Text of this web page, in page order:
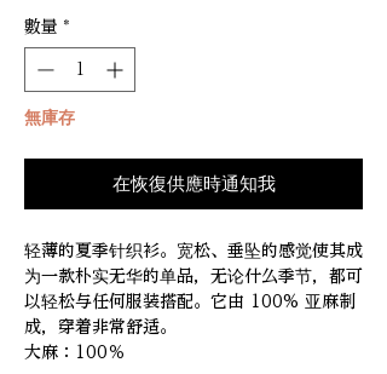
數量 *
無庫存
在恢復供應時通知我
轻薄的夏季针织衫。宽松、垂坠的感觉使其成
为一款朴实无华的单品，无论什么季节，都可
以轻松与任何服装搭配。它由 100% 亚麻制
成，穿着非常舒适。
大麻：100％